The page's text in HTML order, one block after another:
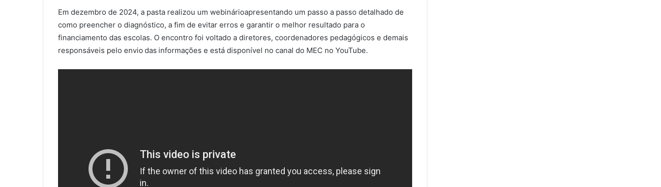
Em dezembro de 2024, a pasta realizou um webinárioapresentando um passo a passo detalhado de
como preencher o diagnóstico, a fim de evitar erros e garantir o melhor resultado para o
financiamento das escolas. O encontro foi voltado a diretores, coordenadores pedagógicos e demais
responsáveis pelo envio das informações e está disponível no canal do MEC no YouTube.